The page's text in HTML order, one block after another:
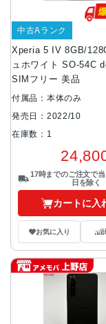
Xperia 5 IV 8GB/
ュホワイト SO-54C
SIMフリー 美品
中古Aランク
付属品：本体のみ
発売日：2022/10
在庫数：1
17時までのご注文で
日を除く
カートに入
お気に入り